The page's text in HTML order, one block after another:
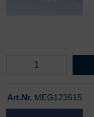
Art.Nr. MEG123615